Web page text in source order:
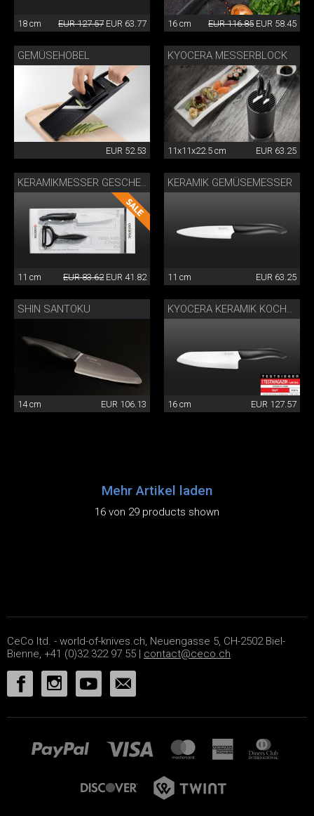
18 cm EUR 127.57 EUR 63.77 16 cm EUR 116.85 EUR 58.45
GEMÜSEHOBEL
EUR 52.53
KYOCERA MESSERBLOCK
11x11x22.5 cm EUR 63.25
11 cm EUR 83.62 EUR 41.82
KERAMIK GEMÜSEMESSER
11 cm EUR 63.25
SHIN SANTOKU
14 cm EUR 106.13
KYOCERA KERAMIK KOCHMESSER
16 cm EUR 127.57
Mehr Artikel laden
16 von 29 products shown
CeCo ltd. - world-of-knives.ch, Neuengasse 5, CH-2502 Biel-
Bienne, +41 (0)32 322 97 55 | contact@ceco.ch